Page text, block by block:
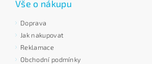
Vše o nákupu
Doprava
Jak nakupovat
Reklamace
Obchodní podmínky